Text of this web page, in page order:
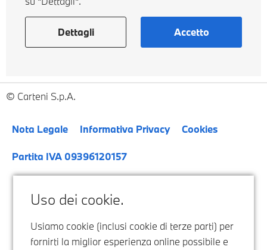
Uso dei cookie.
Usiamo cookie (inclusi cookie di terze parti) per
fornirti la miglior esperienza online possibile e
Dettagli Accetto
Carteni S.p.A.
Nota Legale Informativa Privacy Cookies
Partita IVA 09396120157